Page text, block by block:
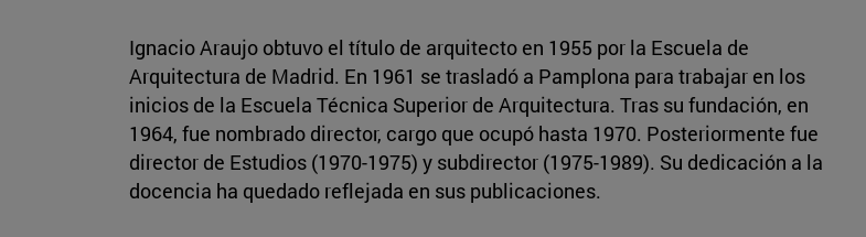
Ignacio Araujo obtuvo el título de arquitecto en 1955 por la Escuela de
Arquitectura de Madrid. En 1961 se trasladó a Pamplona para trabajar en los
inicios de la Escuela Técnica Superior de Arquitectura. Tras su fundación, en
1964, fue nombrado director, cargo que ocupó hasta 1970. Posteriormente fue
director de Estudios (1970-1975) y subdirector (1975-1989). Su dedicación a la
docencia ha quedado reflejada en sus publicaciones.